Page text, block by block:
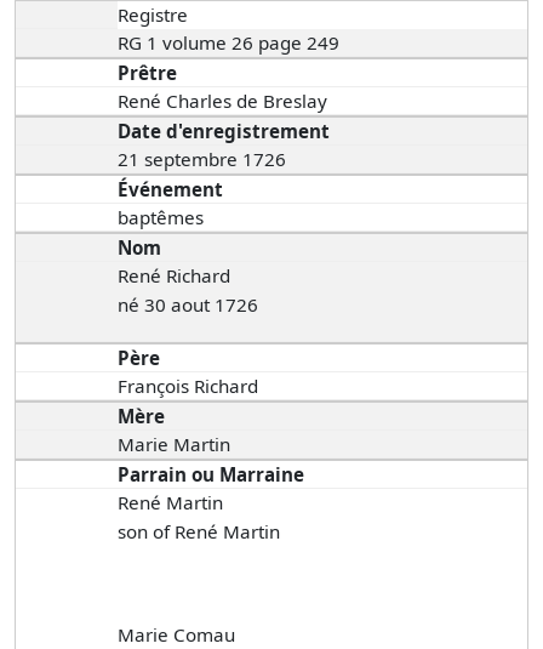
Registre
RG 1 volume 26 page 249
Prêtre
René Charles de Breslay
Date d'enregistrement
21 septembre 1726
Événement
baptêmes
Nom
René Richard
né 30 aout 1726
Père
François Richard
Mère
Marie Martin
Parrain ou Marraine
René Martin
son of René Martin
Marie Comau